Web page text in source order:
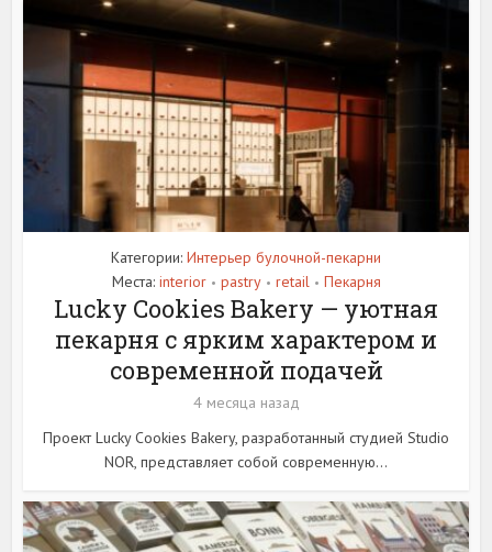
Категории: Интерьер булочной-пекарни
Места: interior • pastry • retail • Пекарня
Lucky Cookies Bakery — уютная
пекарня с ярким характером и
современной подачей
4 месяца назад
Проект Lucky Cookies Bakery, разработанный студией Studio
NOR, представляет собой современную...